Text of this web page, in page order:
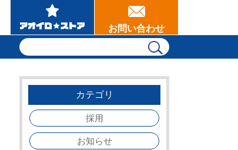
お問い合わせ
カテゴリ
採用
お知らせ